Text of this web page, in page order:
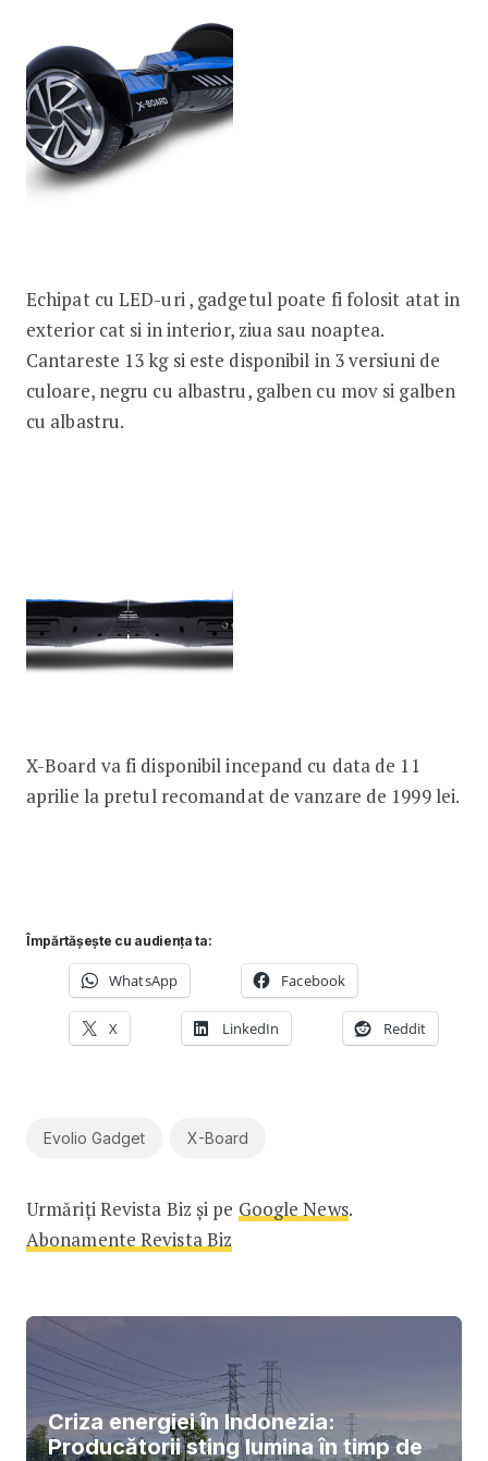
Echipat cu LED-uri , gadgetul poate fi folosit atat in
exterior cat si in interior, ziua sau noaptea.
Cantareste 13 kg si este disponibil in 3 versiuni de
culoare, negru cu albastru, galben cu mov si galben
cu albastru.
X-Board va fi disponibil incepand cu data de 11
aprilie la pretul recomandat de vanzare de 1999 lei.
Împărtășește cu audiența ta:
WhatsApp Facebook
X LinkedIn Reddit
Evolio Gadget X-Board
Urmăriți Revista Biz și pe Google News.
Abonamente Revista Biz
Criza energiei în Indonezia:
Producătorii sting lumina în timp de